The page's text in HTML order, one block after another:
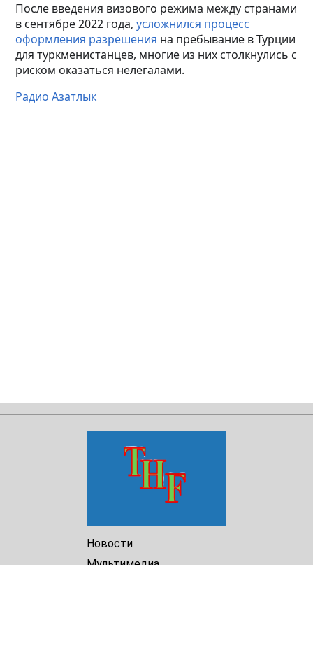
После введения визового режима между странами
в сентябре 2022 года,усложнился процесс
оформления разрешения на пребывание в Турции
для туркменистанцев, многие из них столкнулись с
риском оказаться нелегалами.
Радио Азатлык
Новости
Мультимедиа